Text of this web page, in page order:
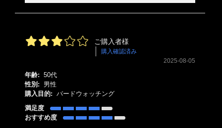
ご購入者様
購入確認済み
2025-08-05
年齢: 50代
性別:
男性
購入目的: バードウォッチング
満足度
おすすめ度